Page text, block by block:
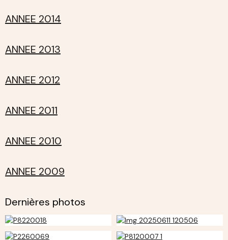
ANNEE 2014
ANNEE 2013
ANNEE 2012
ANNEE 2011
ANNEE 2010
ANNEE 2009
Dernières photos